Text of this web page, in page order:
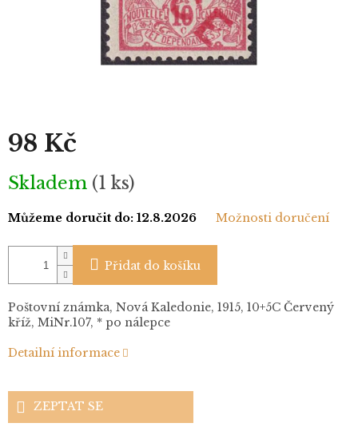
98 Kč
Měrná
cena:
Skladem (1 ks)
Můžeme doručit do: 12.8.2026 Možnosti doručení
Přidat do košíku
Poštovní známka, Nová Kaledonie, 1915, 10+5C Červený
kříž, MiNr.107, * po nálepce
Detailní informace
ZEPTAT SE